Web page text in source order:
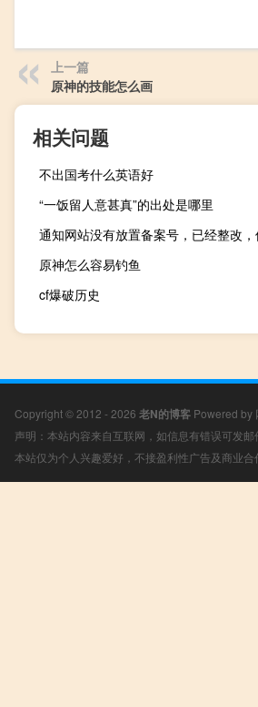
上一篇
原神的技能怎么画
相关问题
不出国考什么英语好
“一饭留人意甚真”的出处是哪里
通知网站没有放置备案号，已经整改
原神怎么容易钓鱼
cf爆破历史
Copyright © 2012 - 2026 老N的博客 Powered by
声明：本站内容来自互联网，如信息有错误可发
本站仅为个人兴趣爱好，不接盈利性广告及商业合